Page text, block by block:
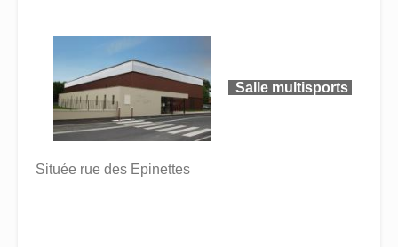
Salle multisports
Située rue des Epinettes